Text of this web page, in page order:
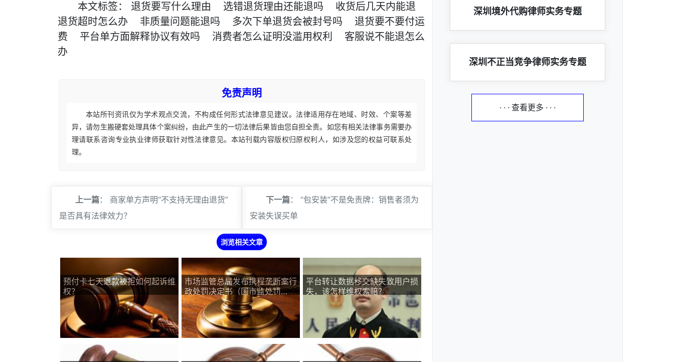
本文标签： 退货要写什么理由 选错退货理由还能退吗
收货后几天内能退
退货超时怎么办
非质量问题能退吗 多次下单退货会被封号吗
退货要不要付运
费
平台单方面解释协议有效吗 消费者怎么证明没滥用权利
客服说不能退怎么
办
免责声明
本站所刊资讯仅为学术观点交流，不构成任何形式法律意见建议。法律适用存在地域、时效、个案等差
异，请勿生搬硬套处理具体个案纠纷，由此产生的一切法律后果皆由您自担全责。如您有相关法律事务需要办
理请联系咨询专业执业律师获取针对性法律意见。本站刊载内容版权归原权利人，如涉及您的权益可联系处
理。
上一篇： 商家单方声明“不支持无理由退货”
是否具有法律效力？
下一篇： “包安装”不是免责牌：销售者须为
安装失误买单
浏览相关文章
预付卡七天退款被拒如何起诉维
权？
市场监管总局发布携程垄断案行
政处罚决定书（国市监处罚
〔2026〕29号）
平台转让数据移交缺失致用户损
失，该怎样维权索赔？
深圳境外代购律师实务专题
深圳不正当竞争律师实务专题
· · · 查看更多 · · ·